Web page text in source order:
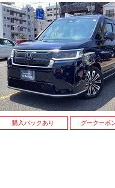
購入パックあり グークーポ